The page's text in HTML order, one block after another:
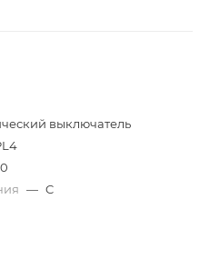
выключатель
— C